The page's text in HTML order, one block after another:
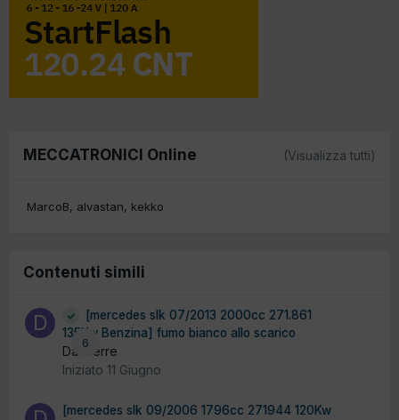
MECCATRONICI Online (Visualizza tutti)
MarcoB alvastan kekko
Contenuti simili
6
[mercedes slk 07/2013 2000cc 271.861
135Kw Benzina] fumo bianco allo scarico
Da dierre
Iniziato 11 Giugno
[mercedes slk 09/2006 1796cc 271944 120Kw